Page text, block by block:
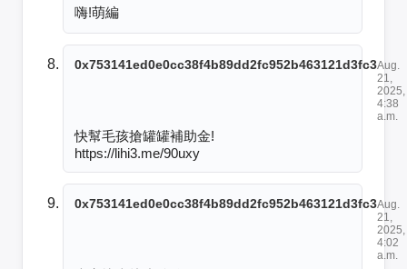
嗨!萌編
0x753141ed0e0cc38f4b89dd2fc952b463121d3fc3Aug.
21,
2025,
4:38
a.m.
快幫毛孩搶罐罐補助金!
https://lihi3.me/90uxy
0x753141ed0e0cc38f4b89dd2fc952b463121d3fc3Aug.
21,
2025,
4:02
a.m.